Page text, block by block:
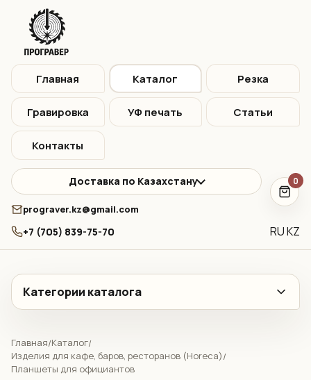
Главная Каталог Резка
Гравировка УФ печать Статьи
Контакты
Доставка по Казахстану
prograver.kz@gmail.com
+7 (705) 839-75-70 RUKZ
0
Категории каталога
Главная/Каталог/
Изделия для кафе, баров, ресторанов (Horeca)/
Планшеты для официантов